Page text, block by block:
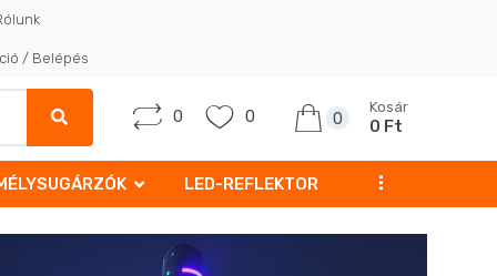
/ Belépés
0 0 0
Kosár
0 Ft
LED-REFLEKTOR ...